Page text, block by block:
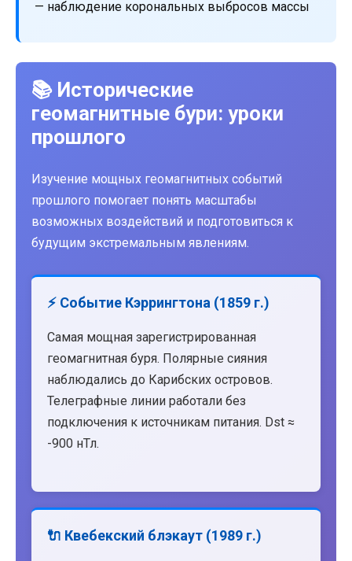
— наблюдение корональных выбросов массы
📚 Исторические
геомагнитные бури: уроки
прошлого
Изучение мощных геомагнитных событий
прошлого помогает понять масштабы
возможных воздействий и подготовиться к
будущим экстремальным явлениям.
⚡ Событие Кэррингтона (1859 г.)
Самая мощная зарегистрированная
геомагнитная буря. Полярные сияния
наблюдались до Карибских островов.
Телеграфные линии работали без
подключения к источникам питания. Dst ≈
-900 нТл.
🔌 Квебекский блэкаут (1989 г.)